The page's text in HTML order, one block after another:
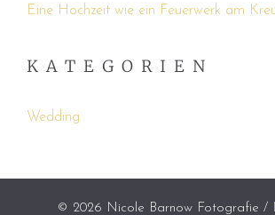
Eine Hochzeit wie ein Feuerwerk am
KATEGORIEN
Wedding
© 2026 Nicole Barnow Fotografie /